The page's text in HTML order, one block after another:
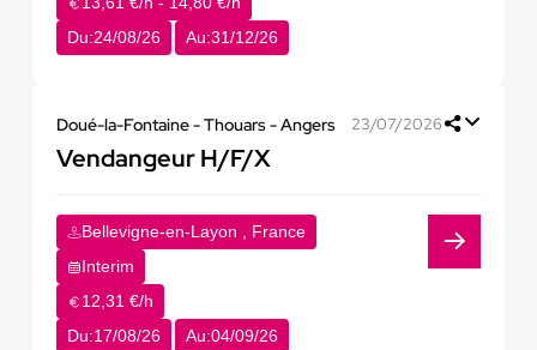
Du:24/08/26 Au:31/12/26
Doué-la-Fontaine - Thouars - Angers 23/07/2026
Vendangeur H/F/X
Bellevigne-en-Layon , France
Interim
12,31 €/h
Du:17/08/26 Au:04/09/26